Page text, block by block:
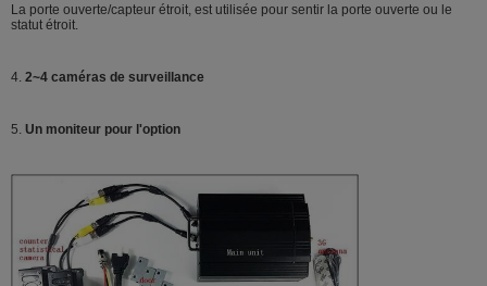
La porte ouverte/capteur étroit, est utilisée pour sentir la porte ouverte ou le
statut étroit.
4. 2~4 caméras de surveillance
5. Un moniteur pour l'option